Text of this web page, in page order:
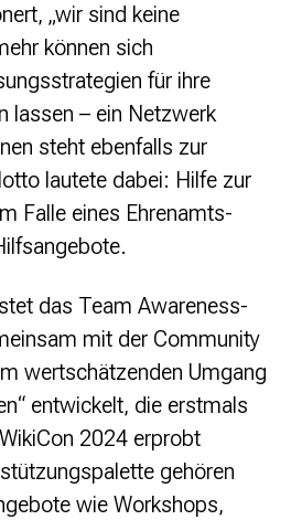
„wir sind keine
können sich
für ihre
lassen – ein Netzwerk
steht ebenfalls zur
lautete dabei: Hilfe zur
Falle eines Ehrenamts-
das Team Awareness-
mit der Community
wertschätzenden Umgang
entwickelt, die erstmals
2024 erprobt
gehören
wie Workshops,